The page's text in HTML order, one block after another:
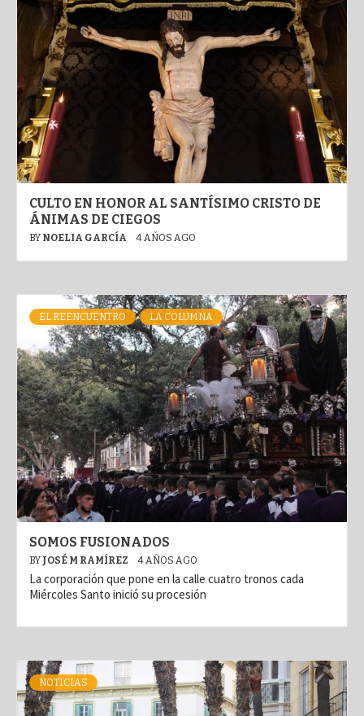
CULTO EN HONOR AL SANTÍSIMO CRISTO DE
ÁNIMAS DE CIEGOS
BY NOELIA GARCÍA 4 AÑOS AGO
EL REENCUENTRO LA COLUMNA
SOMOS FUSIONADOS
BY JOSÉ M RAMÍREZ 4 AÑOS AGO
La corporación que pone en la calle cuatro tronos cada
Miércoles Santo inició su procesión
NOTICIAS